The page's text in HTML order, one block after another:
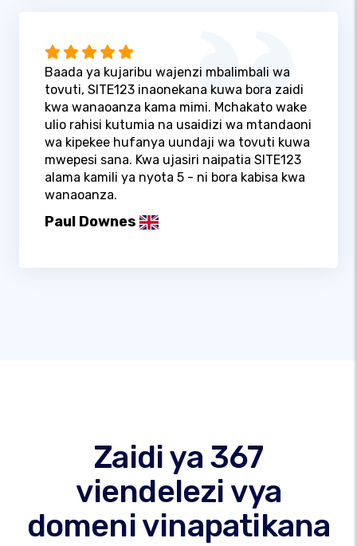
Baada ya kujaribu wajenzi mbalimbali wa
tovuti, SITE123 inaonekana kuwa bora zaidi
kwa wanaoanza kama mimi. Mchakato wake
ulio rahisi kutumia na usaidizi wa mtandaoni
wa kipekee hufanya uundaji wa tovuti kuwa
mwepesi sana. Kwa ujasiri naipatia SITE123
alama kamili ya nyota 5 - ni bora kabisa kwa
wanaoanza.
Paul Downes
Zaidi ya 367
viendelezi vya
domeni vinapatikana